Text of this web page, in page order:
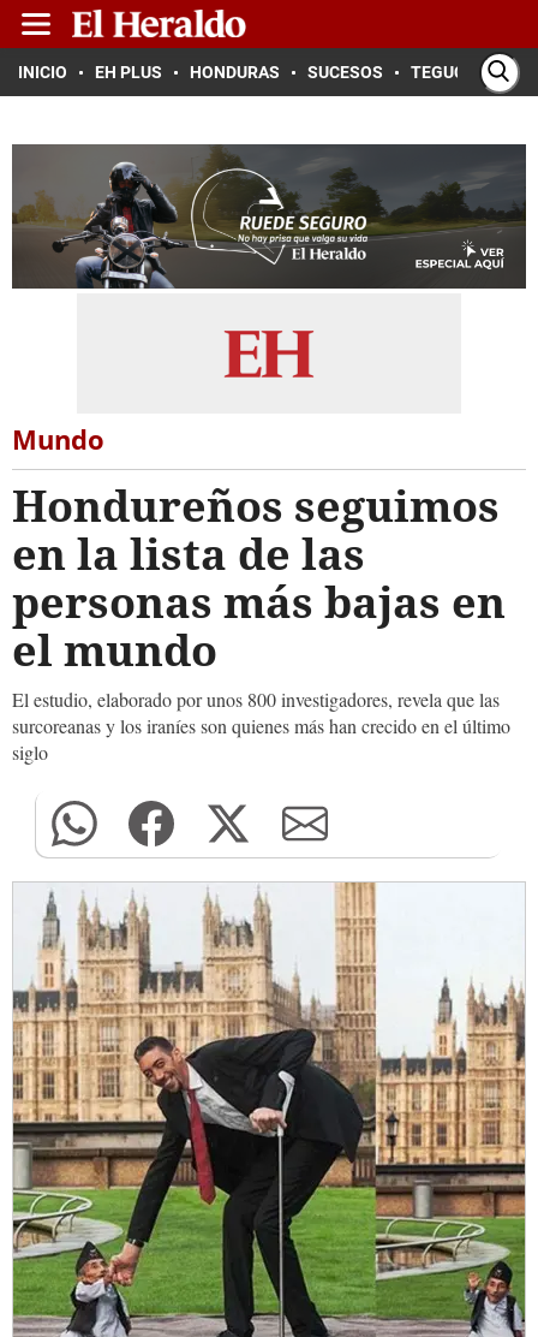
INICIO EH PLUS HONDURAS SUCESOS TEGUCIGALPA
Mundo
Hondureños seguimos
en la lista de las
personas más bajas en
el mundo
El estudio, elaborado por unos 800 investigadores, revela que las
surcoreanas y los iraníes son quienes más han crecido en el último
siglo